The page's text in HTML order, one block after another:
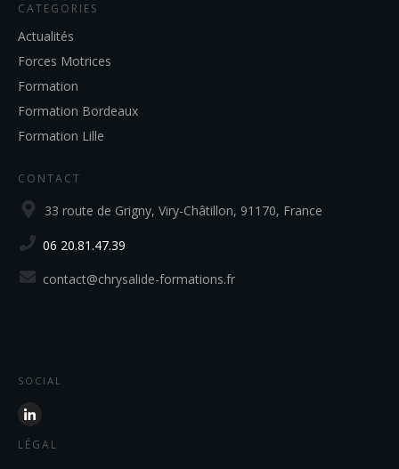
CATEGORIES
Actualités
Forces Motrices
Formation
Formation Bordeaux
Formation Lille
CONTACT
33 route de Grigny, Viry-Châtillon, 91170, France
06 20.81.47.39
contact@chrysalide-formations.fr
SOCIAL
LÉGAL